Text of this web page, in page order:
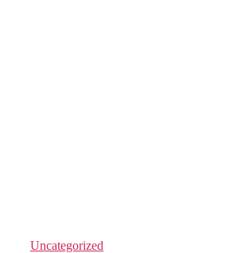
Categorías
Uncategorized